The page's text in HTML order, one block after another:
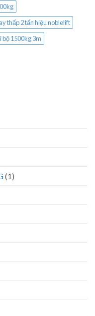
thấp 2 tấn hiệu noblelift
bộ 1500kg 3m
(1)